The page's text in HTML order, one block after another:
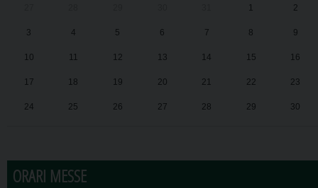
1 2
3 4 5 6 7 8 9
10 11 12 13 14 15 16
17 18 19 20 21 22 23
24 25 26 27 28 29 30
ORARI MESSE